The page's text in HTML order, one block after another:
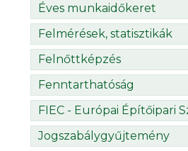
Éves munkaidőkeret
Felmérések, statisztikák
Felnőttképzés
Fenntarthatóság
FIEC - Európai Építőipari
Jogszabálygyűjtemény